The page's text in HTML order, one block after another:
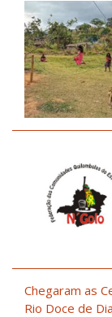
Chegaram as
Rio Doce de